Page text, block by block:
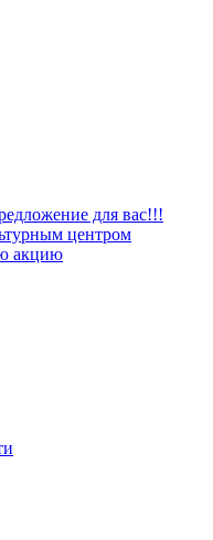
для вас!!!
центром
акцию